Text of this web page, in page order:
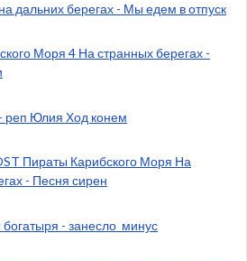
дальних берегах - Мы едем в отпуск
Моря 4 На странных берегах -
реп Юлия Ход конем
Пираты Карибского Моря На
- Песня сирен
богатыря - занесло_минус